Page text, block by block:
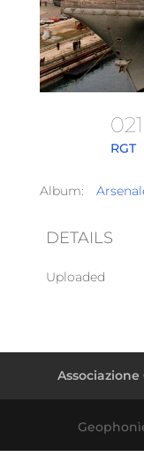
RGT
Album:
DETAILS
Uploaded